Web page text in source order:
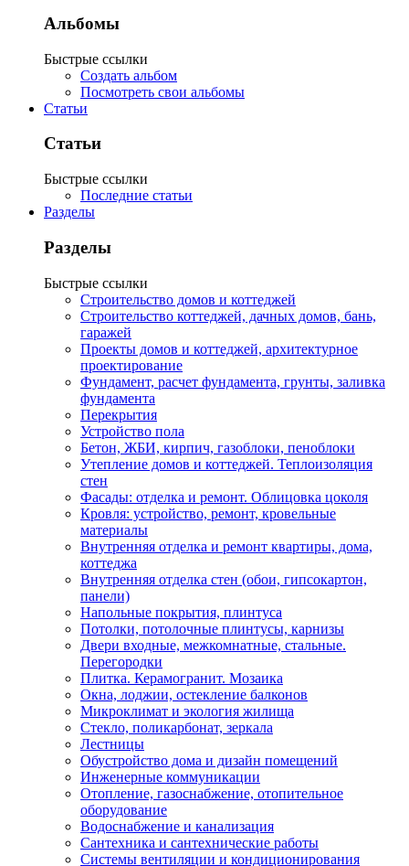
Альбомы
Быстрые ссылки
Создать альбом
Посмотреть свои альбомы
Статьи
Статьи
Быстрые ссылки
Последние статьи
Разделы
Разделы
Быстрые ссылки
Строительство домов и коттеджей
Строительство коттеджей, дачных домов, бань,
гаражей
Проекты домов и коттеджей, архитектурное
проектирование
Фундамент, расчет фундамента, грунты, заливка
фундамента
Перекрытия
Устройство пола
Бетон, ЖБИ, кирпич, газоблоки, пеноблоки
Утепление домов и коттеджей. Теплоизоляция
стен
Фасады: отделка и ремонт. Облицовка цоколя
Кровля: устройство, ремонт, кровельные
материалы
Внутренняя отделка и ремонт квартиры, дома,
коттеджа
Внутренняя отделка стен (обои, гипсокартон,
панели)
Напольные покрытия, плинтуса
Потолки, потолочные плинтусы, карнизы
Двери входные, межкомнатные, стальные.
Перегородки
Плитка. Керамогранит. Мозаика
Окна, лоджии, остекление балконов
Микроклимат и экология жилища
Стекло, поликарбонат, зеркала
Лестницы
Обустройство дома и дизайн помещений
Инженерные коммуникации
Отопление, газоснабжение, отопительное
оборудование
Водоснабжение и канализация
Сантехника и сантехнические работы
Системы вентиляции и кондиционирования